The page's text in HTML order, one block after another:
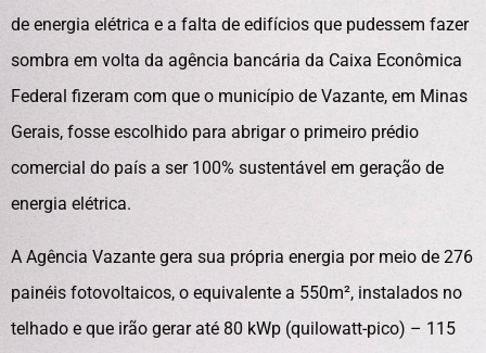
de energia elétrica e a falta de edifícios que pudessem fazer
sombra em volta da agência bancária da Caixa Econômica
Federal fizeram com que o município de Vazante, em Minas
Gerais, fosse escolhido para abrigar o primeiro prédio
comercial do país a ser 100% sustentável em geração de
energia elétrica.
A Agência Vazante gera sua própria energia por meio de 276
painéis fotovoltaicos, o equivalente a 550m², instalados no
telhado e que irão gerar até 80 kWp (quilowatt-pico) – 115